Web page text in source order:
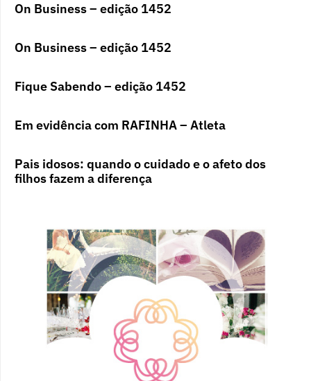
On Business – edição 1452
On Business – edição 1452
Fique Sabendo – edição 1452
Em evidência com RAFINHA – Atleta
Pais idosos: quando o cuidado e o afeto dos
filhos fazem a diferença